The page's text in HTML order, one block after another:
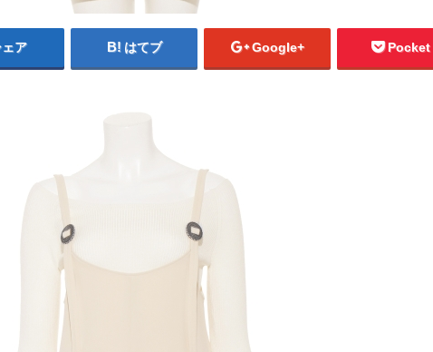
ェア はてブ Google+ Pocket